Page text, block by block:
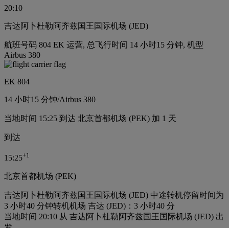
20:10
吉达阿卜杜勒阿齐兹国王国际机场 (JED)
航班号码 804 EK 运营, 总飞行时间 14 小时15 分钟, 机型
Airbus 380
EK 804
14 小时15 分钟/Airbus 380
当地时间 15:25 到达 北京首都机场 (PEK) 加 1 天
到达
15:25+1
北京首都机场 (PEK)
吉达阿卜杜勒阿齐兹国王国际机场 (JED) 中途转机停留时间为
3 小时40 分钟转机机场 吉达 (JED)：3 小时40 分
当地时间 20:10 从 吉达阿卜杜勒阿齐兹国王国际机场 (JED) 出